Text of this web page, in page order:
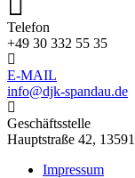
Telefon
+49 30 332 55 35
E-MAIL
info@djk-spandau.de
Geschäftsstelle
Hauptstraße 42,
Impressum